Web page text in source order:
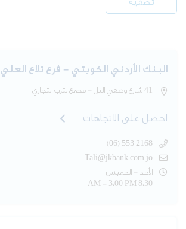
تصفيه
البنك الأردني الكويتي - فرع تلاع العلي
41 شارع وصفي التل - مجمع يثرب التجاري
احصل على الاتجاهات
(06) 553 2168
Tali@jkbank.com.jo
الأحد - الخميس
8:30 AM - 3:00 PM